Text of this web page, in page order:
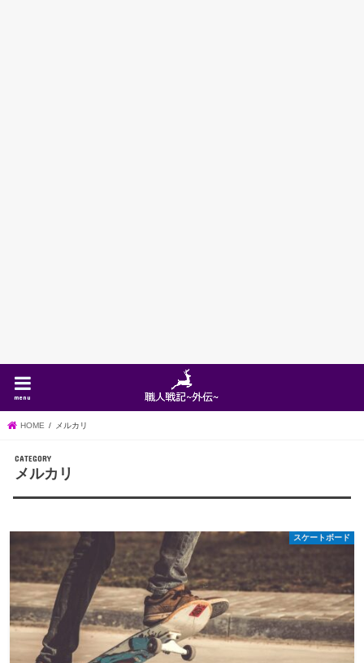
menu
HOME メルカリ
メルカリ
スケートボード